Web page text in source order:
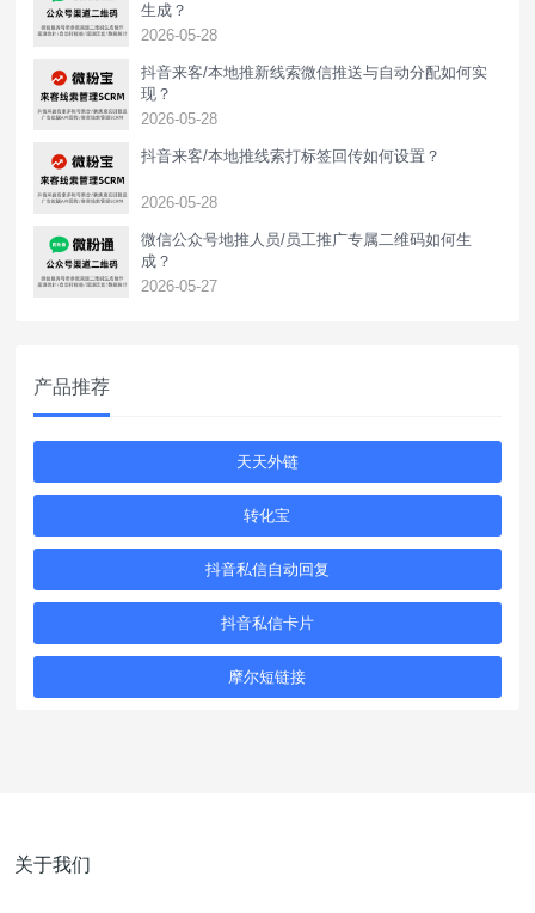
生成？
2026-05-28
抖音来客/本地推新线索微信推送与自动分配如何实
现？
2026-05-28
抖音来客/本地推线索打标签回传如何设置？
2026-05-28
‌微信公众号地推人员/员工推广专属二维码如何生
成？
2026-05-27
产品推荐
天天外链
转化宝
抖音私信自动回复
抖音私信卡片
摩尔短链接
关于我们